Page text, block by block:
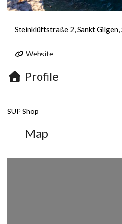
Steinklüftstraße 2, Sankt
Website
Profile
SUP Shop
Map